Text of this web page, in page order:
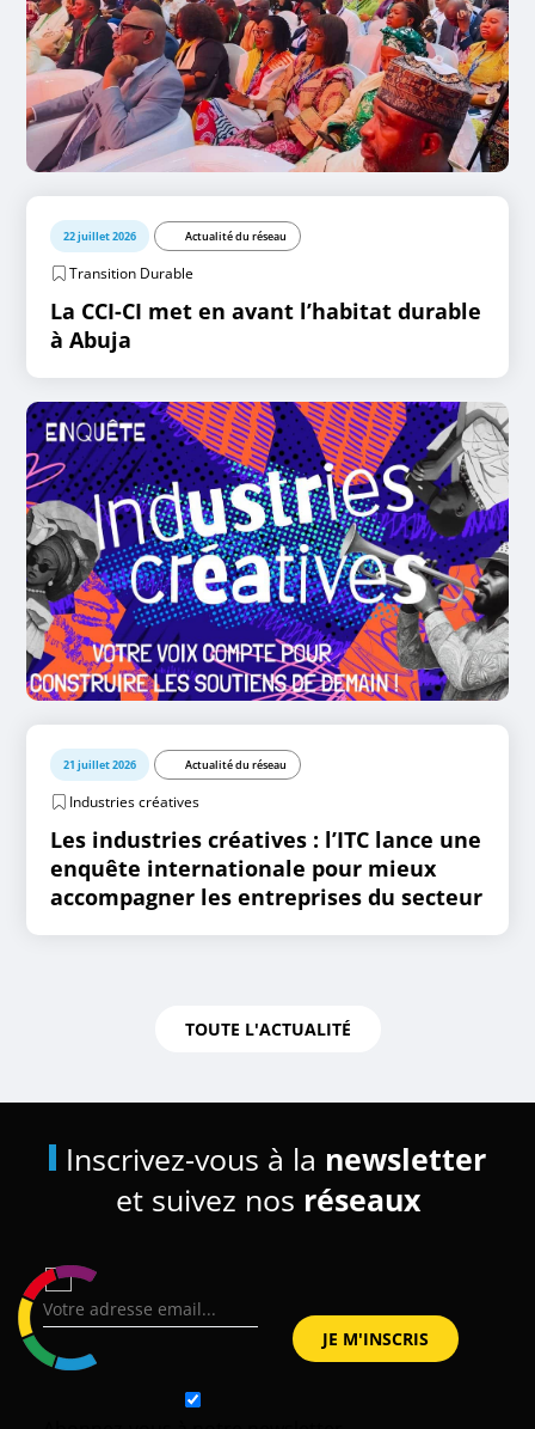
22 juillet 2026 Actualité du réseau
Transition Durable
La CCI-CI met en avant l’habitat durable
à Abuja
21 juillet 2026 Actualité du réseau
Industries créatives
Les industries créatives : l’ITC lance une
enquête internationale pour mieux
accompagner les entreprises du secteur
TOUTE L'ACTUALITÉ
Inscrivez-vous à la newsletter
et suivez nos réseaux